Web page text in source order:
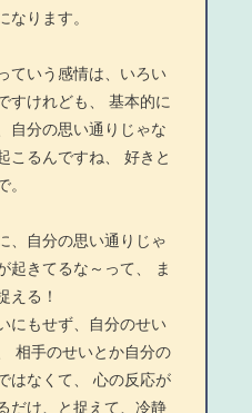
なります。
ていう感情は、いろい
すけれども、 基本的に
自分の思い通りじゃな
こるんですね、 好きと
。
、自分の思い通りじゃ
起きてるな～って、 ま
える！
にもせず、自分のせい
相手のせいとか自分の
はなくて、 心の反応が
だけ、と捉えて、冷静